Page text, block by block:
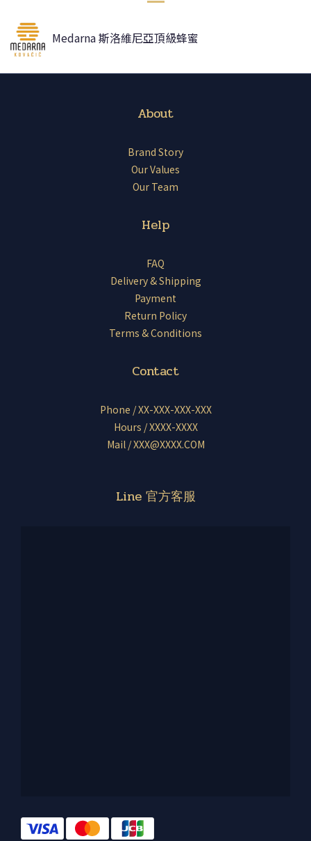
Medarna 斯洛維尼亞頂級蜂蜜
About
Brand Story
Our Values
Our Team
Help
FAQ
Delivery & Shipping
Payment
Return Policy
Terms & Conditions
Contact
Phone / XX-XXX-XXX-XXX
Hours / XXXX-XXXX
Mail / XXX@XXXX.COM
Line 官方客服